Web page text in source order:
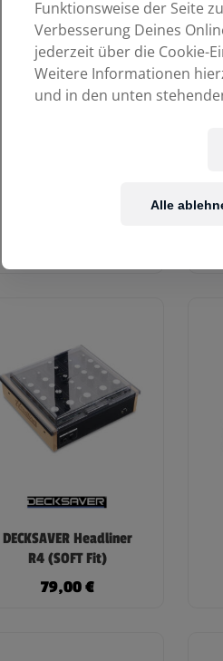
DECKSAVER Headliner
R4 (SOFT Fit)
79,00€
Funktionsweise der Seite
Verbesserung Deines
jederzeit über die Cookie-
Weitere Informationen
und in den unten
Alle